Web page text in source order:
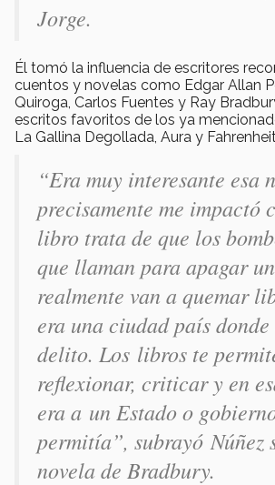
Jorge.
Él tomó la influencia de escritores
cuentos y novelas como Edgar Allan
Quiroga, Carlos Fuentes y Ray
escritos favoritos de los ya
La Gallina Degollada, Aura y
“Era muy interesante esa
precisamente me impactó
libro trata de que los
que llaman para apagar
realmente van a quemar
era una ciudad país donde
delito. Los libros te
reflexionar, criticar y en
era a un Estado o
permitía”, subrayó Núñez
novela de Bradbury.